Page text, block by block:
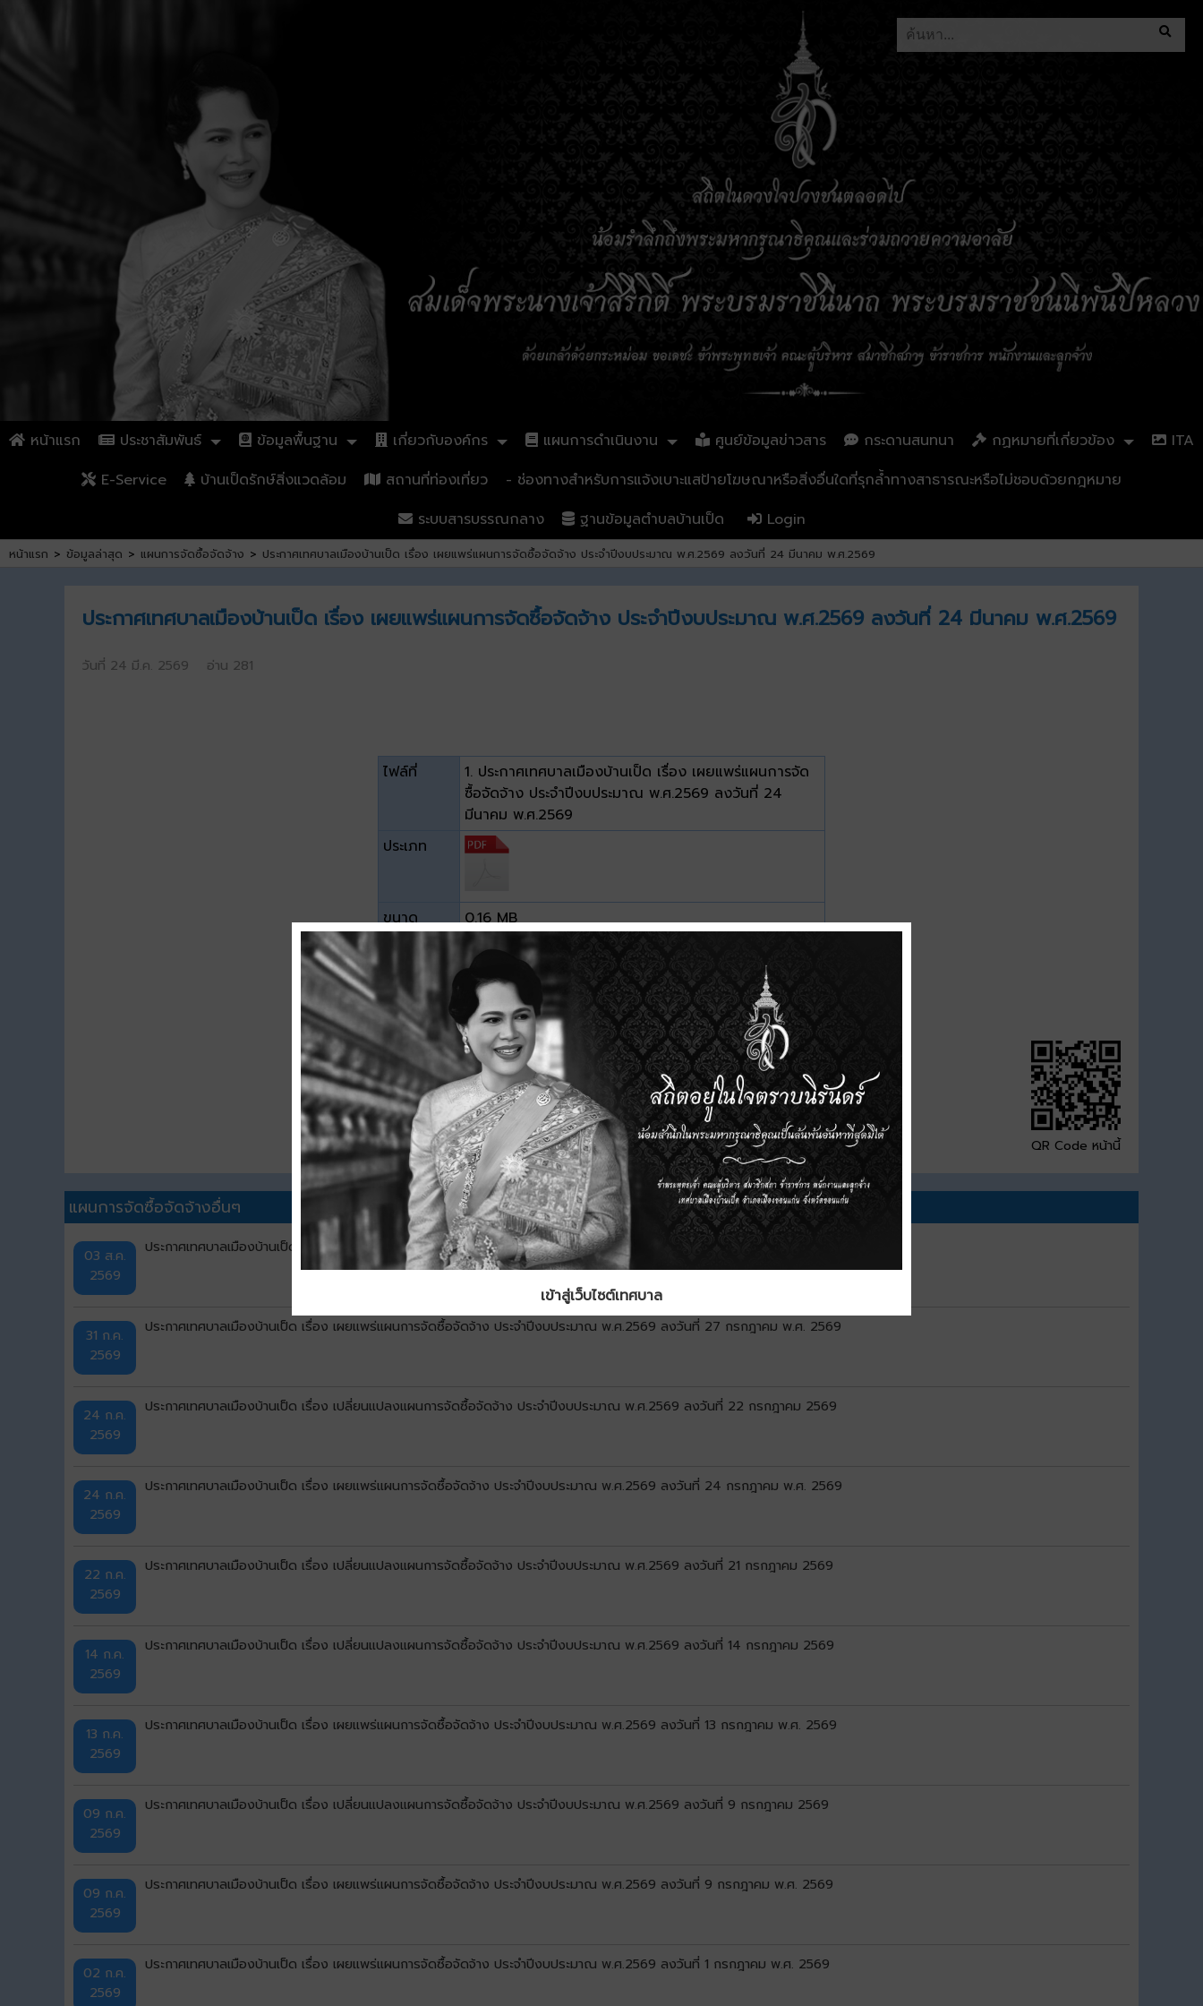
หน้าแรก ประชาสัมพันธ์ ข้อมูลพื้นฐาน เกี่ยวกับองค์กร แผนการดำเนินงาน ศูนย์ข้อมูลข่าวสาร กระดานสนทนา กฏหมายที่เกี่ยวข้อง
ITA
E-Service
บ้านเป็ดรักษ์สิ่งแวดล้อม สถานที่ท่องเที่ยว
- ช่องทางสำหรับการแจ้งเบาะแสป้ายโฆษณาหรือสิ่งอื่นใดที่รุกล้ำทางสาธารณะหรือไม่ชอบด้วยกฎหมาย
ระบบสารบรรณกลาง
ฐานข้อมูลตำบลบ้านเป็ด Login
หน้าแรก > ข้อมูลล่าสุด > แผนการจัดซื้อจัดจ้าง > ประกาศเทศบาลเมืองบ้านเป็ด เรื่อง เผยแพร่แผนการจัดซื้อจัดจ้าง ประจำปีงบประมาณ พ.ศ.2569 ลงวันที่ 24 มีนาคม พ.ศ.2569
ประกาศเทศบาลเมืองบ้านเป็ด เรื่อง เผยแพร่แผนการจัดซื้อจัดจ้าง ประจำปีงบประมาณ พ.ศ.2569 ลงวันที่ 24 มีนาคม พ.ศ.2569
วันที่ 24 มี.ค. 2569 อ่าน 281
ไฟล์ที่
1. ประกาศเทศบาลเมืองบ้านเป็ด เรื่อง เผยแพร่แผนการจัด
ซื้อจัดจ้าง ประจำปีงบประมาณ พ.ศ.2569 ลงวันที่ 24
มีนาคม พ.ศ.2569
ประเภท
ขนาด
0.16 MB
ดาวน์โหลด
QR Code หน้านี้
แผนการจัดซื้อจัดจ้างอื่นๆ
03 ส.ค.
2569
ประกาศเทศบาลเมืองบ้านเป็ด เรื่อง เปลี่ยนแปลงแผนการจัดซื้อจัดจ้าง ประจำปีงบประมาณ พ.ศ.2569 ลงวันที่ 3 สิงหาคม พ.ศ. 2569
31 ก.ค.
2569
ประกาศเทศบาลเมืองบ้านเป็ด เรื่อง เผยแพร่แผนการจัดซื้อจัดจ้าง ประจำปีงบประมาณ พ.ศ.2569 ลงวันที่ 27 กรกฎาคม พ.ศ. 2569
24 ก.ค.
2569
ประกาศเทศบาลเมืองบ้านเป็ด เรื่อง เปลี่ยนแปลงแผนการจัดซื้อจัดจ้าง ประจำปีงบประมาณ พ.ศ.2569 ลงวันที่ 22 กรกฎาคม 2569
24 ก.ค.
2569
ประกาศเทศบาลเมืองบ้านเป็ด เรื่อง เผยแพร่แผนการจัดซื้อจัดจ้าง ประจำปีงบประมาณ พ.ศ.2569 ลงวันที่ 24 กรกฎาคม พ.ศ. 2569
22 ก.ค.
2569
ประกาศเทศบาลเมืองบ้านเป็ด เรื่อง เปลี่ยนแปลงแผนการจัดซื้อจัดจ้าง ประจำปีงบประมาณ พ.ศ.2569 ลงวันที่ 21 กรกฎาคม 2569
14 ก.ค.
2569
ประกาศเทศบาลเมืองบ้านเป็ด เรื่อง เปลี่ยนแปลงแผนการจัดซื้อจัดจ้าง ประจำปีงบประมาณ พ.ศ.2569 ลงวันที่ 14 กรกฎาคม 2569
13 ก.ค.
2569
ประกาศเทศบาลเมืองบ้านเป็ด เรื่อง เผยแพร่แผนการจัดซื้อจัดจ้าง ประจำปีงบประมาณ พ.ศ.2569 ลงวันที่ 13 กรกฎาคม พ.ศ. 2569
09 ก.ค.
2569
ประกาศเทศบาลเมืองบ้านเป็ด เรื่อง เปลี่ยนแปลงแผนการจัดซื้อจัดจ้าง ประจำปีงบประมาณ พ.ศ.2569 ลงวันที่ 9 กรกฎาคม 2569
09 ก.ค.
2569
ประกาศเทศบาลเมืองบ้านเป็ด เรื่อง เผยแพร่แผนการจัดซื้อจัดจ้าง ประจำปีงบประมาณ พ.ศ.2569 ลงวันที่ 9 กรกฎาคม พ.ศ. 2569
02 ก.ค.
2569
ประกาศเทศบาลเมืองบ้านเป็ด เรื่อง เผยแพร่แผนการจัดซื้อจัดจ้าง ประจำปีงบประมาณ พ.ศ.2569 ลงวันที่ 1 กรกฎาคม พ.ศ. 2569
เข้าสู่เว็บไซต์เทศบาล